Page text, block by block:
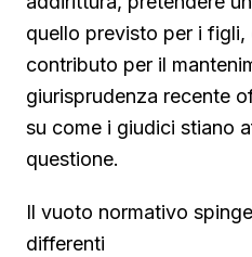
quello previsto per i figli,
contributo per il
giurisprudenza recente
su come i giudici stiano
questione.
Il vuoto normativo
differenti